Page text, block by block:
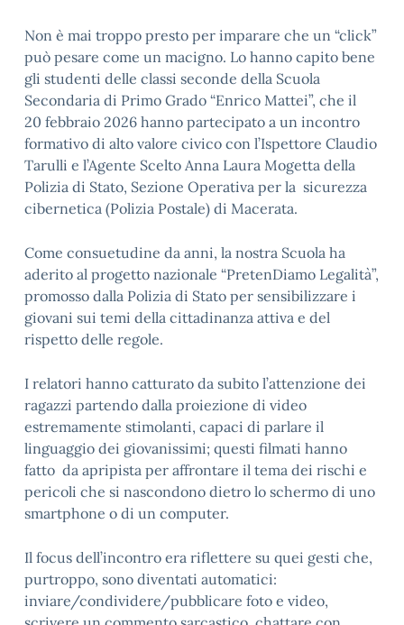
Non è mai troppo presto per imparare che un “click”
può pesare come un macigno. Lo hanno capito bene
gli studenti delle classi seconde della Scuola
Secondaria di Primo Grado “Enrico Mattei”, che il
20 febbraio 2026 hanno partecipato a un incontro
formativo di alto valore civico con l’Ispettore Claudio
Tarulli e l’Agente Scelto Anna Laura Mogetta della
Polizia di Stato, Sezione Operativa per la sicurezza
cibernetica (Polizia Postale) di Macerata.
Come consuetudine da anni, la nostra Scuola ha
aderito al progetto nazionale “PretenDiamo Legalità”,
promosso dalla Polizia di Stato per sensibilizzare i
giovani sui temi della cittadinanza attiva e del
rispetto delle regole.
I relatori hanno catturato da subito l’attenzione dei
ragazzi partendo dalla proiezione di video
estremamente stimolanti, capaci di parlare il
linguaggio dei giovanissimi; questi filmati hanno
fatto da apripista per affrontare il tema dei rischi e
pericoli che si nascondono dietro lo schermo di uno
smartphone o di un computer.
Il focus dell’incontro era riflettere su quei gesti che,
purtroppo, sono diventati automatici:
inviare/condividere/pubblicare foto e video,